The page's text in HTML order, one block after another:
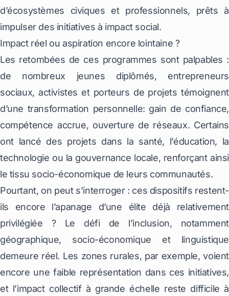
d’écosystèmes civiques et professionnels, prêts à
impulser des initiatives à impact social.
Impact réel ou aspiration encore lointaine ?
Les retombées de ces programmes sont palpables :
de nombreux jeunes diplômés, entrepreneurs
sociaux, activistes et porteurs de projets témoignent
d’une transformation personnelle: gain de confiance,
compétence accrue, ouverture de réseaux. Certains
ont lancé des projets dans la santé, l’éducation, la
technologie ou la gouvernance locale, renforçant ainsi
le tissu socio-économique de leurs communautés.
Pourtant, on peut s’interroger : ces dispositifs restent-
ils encore l’apanage d’une élite déjà relativement
privilégiée ? Le défi de l’inclusion, notamment
géographique, socio-économique et linguistique
demeure réel. Les zones rurales, par exemple, voient
encore une faible représentation dans ces initiatives,
et l’impact collectif à grande échelle reste difficile à